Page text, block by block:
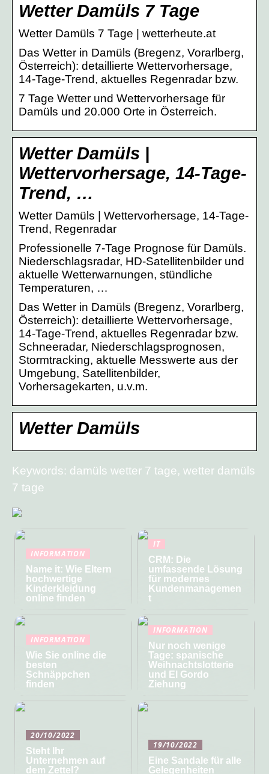
Wetter Damüls 7 Tage
Wetter Damüls 7 Tage | wetterheute.at
Das Wetter in Damüls (Bregenz, Vorarlberg,
Österreich): detaillierte Wettervorhersage,
14-Tage-Trend, aktuelles Regenradar bzw.
7 Tage Wetter und Wettervorhersage für
Damüls und 20.000 Orte in Österreich.
Wetter Damüls |
Wettervorhersage, 14-Tage-
Trend, …
Wetter Damüls | Wettervorhersage, 14-Tage-
Trend, Regenradar
Professionelle 7-Tage Prognose für Damüls.
Niederschlagsradar, HD-Satellitenbilder und
aktuelle Wetterwarnungen, stündliche
Temperaturen, …
Das Wetter in Damüls (Bregenz, Vorarlberg,
Österreich): detaillierte Wettervorhersage,
14-Tage-Trend, aktuelles Regenradar bzw.
Schneeradar, Niederschlagsprognosen,
Stormtracking, aktuelle Messwerte aus der
Umgebung, Satellitenbilder,
Vorhersagekarten, u.v.m.
Wetter Damüls
Keywords: damüls wetter 7 tage, wetter damüls
7 tage
INFORMATION
Name it: Wie Eltern
hochwertige
Kinderkleidung
online finden
IT
CRM: Die
umfassende Lösung
für modernes
Kundenmanagemen
t
INFORMATION
Wie Sie online die
besten
Schnäppchen
finden
INFORMATION
Nur noch wenige
Tage: spanische
Weihnachtslotterie
und El Gordo
Ziehung
20/10/2022
Steht Ihr
Unternehmen auf
dem Zettel?
19/10/2022
Eine Sandale für alle
Gelegenheiten